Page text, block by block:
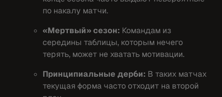
по накалу матчи.
«Мертвый» сезон: Командам из
середины таблицы, которым нечего
терять, может не хватать мотивации.
Принципиальные дерби: В таких матчах
текущая форма часто отходит на второй